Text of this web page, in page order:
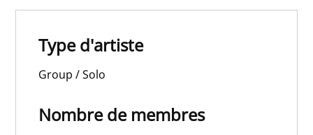
Type d'artiste
Group / Solo
Nombre de membres